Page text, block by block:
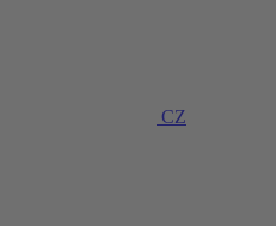
CZ